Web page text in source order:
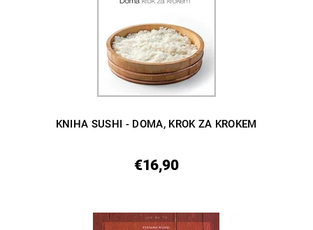
KNIHA SUSHI - DOMA, KROK ZA KROKEM
€16,90